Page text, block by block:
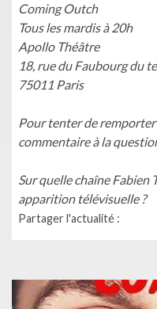
Coming Outch
Tous les mardis à 20h
Apollo Théâtre
18, rue du Faubourg du
75011 Paris
Pour tenter de
commentaire à la
Sur quelle chaîne Fabien
apparition télévisuelle ?
Partager l'actualité :